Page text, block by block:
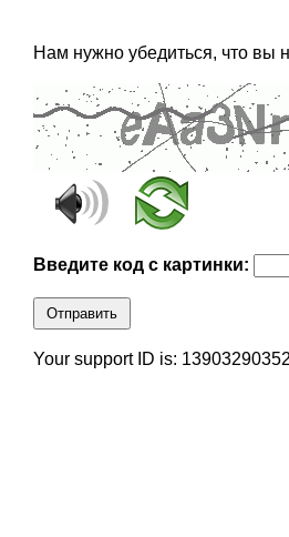
Нам нужно убедиться, что вы
Введите код с картинки:
Отправить
Your support ID is: